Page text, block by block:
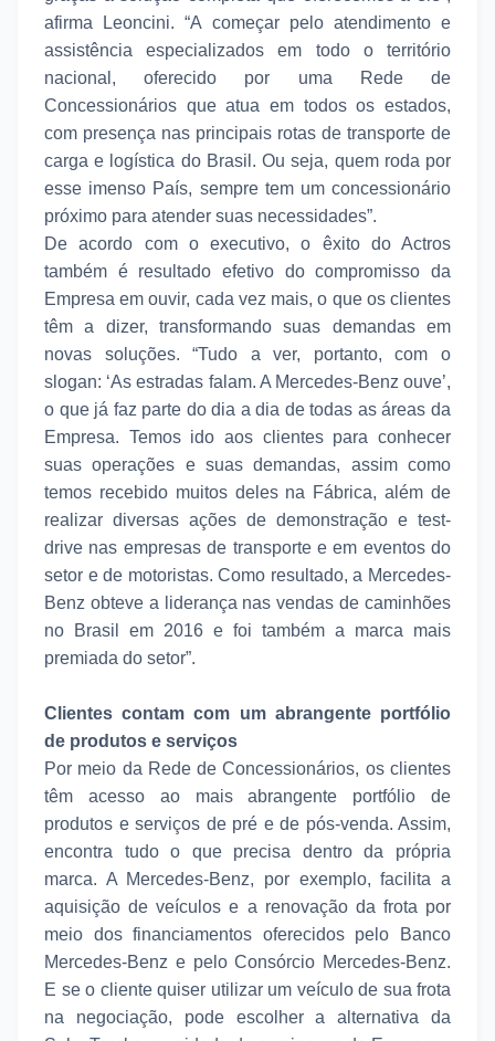
afirma Leoncini. “A começar pelo atendimento e
assistência especializados em todo o território
nacional, oferecido por uma Rede de
Concessionários que atua em todos os estados,
com presença nas principais rotas de transporte de
carga e logística do Brasil. Ou seja, quem roda por
esse imenso País, sempre tem um concessionário
próximo para atender suas necessidades”.
De acordo com o executivo, o êxito do Actros
também é resultado efetivo do compromisso da
Empresa em ouvir, cada vez mais, o que os clientes
têm a dizer, transformando suas demandas em
novas soluções. “Tudo a ver, portanto, com o
slogan: ‘As estradas falam. A Mercedes-Benz ouve’,
o que já faz parte do dia a dia de todas as áreas da
Empresa. Temos ido aos clientes para conhecer
suas operações e suas demandas, assim como
temos recebido muitos deles na Fábrica, além de
realizar diversas ações de demonstração e test-
drive nas empresas de transporte e em eventos do
setor e de motoristas. Como resultado, a Mercedes-
Benz obteve a liderança nas vendas de caminhões
no Brasil em 2016 e foi também a marca mais
premiada do setor”.
Clientes contam com um abrangente portfólio
de produtos e serviços
Por meio da Rede de Concessionários, os clientes
têm acesso ao mais abrangente portfólio de
produtos e serviços de pré e de pós-venda. Assim,
encontra tudo o que precisa dentro da própria
marca. A Mercedes-Benz, por exemplo, facilita a
aquisição de veículos e a renovação da frota por
meio dos financiamentos oferecidos pelo Banco
Mercedes-Benz e pelo Consórcio Mercedes-Benz.
E se o cliente quiser utilizar um veículo de sua frota
na negociação, pode escolher a alternativa da